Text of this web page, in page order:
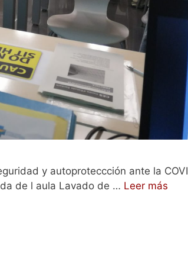
y autoproteccción ante la
de l aula Lavado de … Leer más